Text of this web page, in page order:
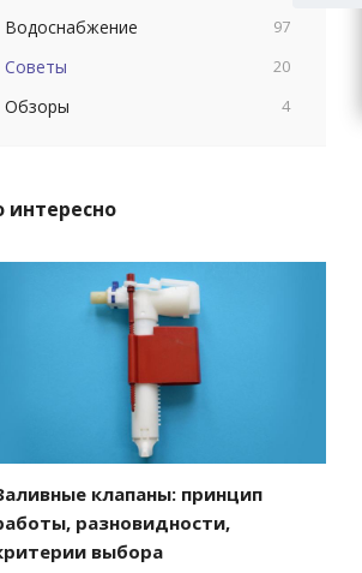
Водоснабжение 97
Советы 20
Обзоры 4
интересно
клапаны: принцип
разновидности,
выбора